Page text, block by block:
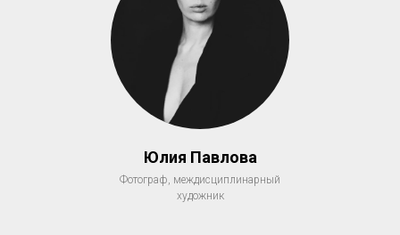
Юлия Павлова
Фотограф, междисциплинарный
художник